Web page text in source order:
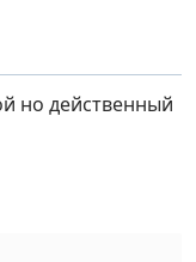
но действенный